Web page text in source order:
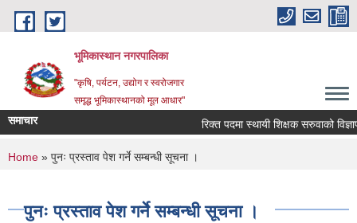
Skip to main content
भूमिकास्थान नगरपालिका
"कृषि, पर्यटन, उद्योग र स्वरोजगार
समृद्ध भूमिकास्थानको मूल आधार"
समाचार रिक्त पदमा स्थायी शिक्षक सरुवाको
You are here
Home » पुनः प्रस्ताव पेश गर्ने सम्बन्धी सूचना ।
पुनः प्रस्ताव पेश गर्ने सम्बन्धी सूचना ।